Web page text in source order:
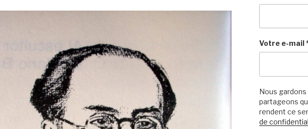
Votre e-mail
Nous
partageons
rendent ce
de